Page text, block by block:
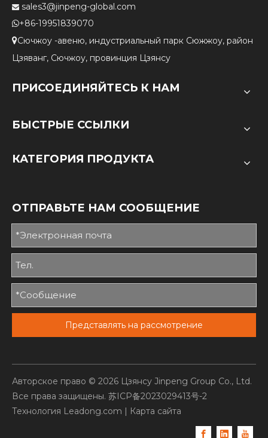
 sales3@jinpeng-global.com
+86-19951839070
Сючжоу -авеню, индустриальный парк Сюжжоу, район
Цзяванг, Сючжоу, провинция Цзянсу
ПРИСОЕДИНЯЙТЕСЬ К НАМ
БЫСТРЫЕ ССЫЛКИ
КАТЕГОРИЯ ПРОДУКТА
ОТПРАВЬТЕ НАМ СООБЩЕНИЕ
Представлять на рассмотрение
Авторское право © 2026 Цзянсу Jinpeng Group Co., Ltd.
Все права защищены. 苏ICP备2023029413号-2
Технология Leadong.com | Карта сайта